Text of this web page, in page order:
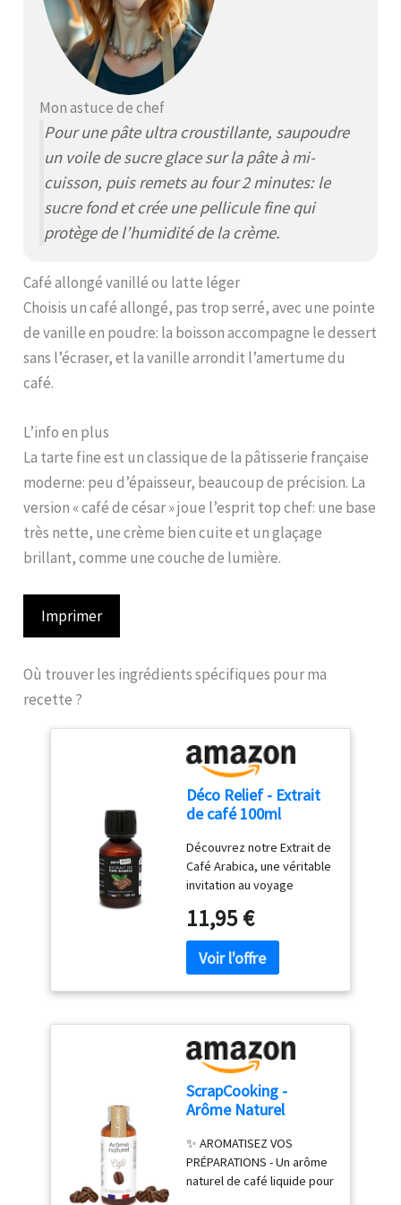
Mon astuce de chef
Pour une pâte ultra croustillante, saupoudre
un voile de sucre glace sur la pâte à mi-
cuisson, puis remets au four 2 minutes: le
sucre fond et crée une pellicule fine qui
protège de l’humidité de la crème.
Café allongé vanillé ou latte léger
Choisis un café allongé, pas trop serré, avec une pointe
de vanille en poudre: la boisson accompagne le dessert
sans l’écraser, et la vanille arrondit l’amertume du
café.
L’info en plus
La tarte fine est un classique de la pâtisserie française
moderne: peu d’épaisseur, beaucoup de précision. La
version « café de césar » joue l’esprit top chef: une base
très nette, une crème bien cuite et un glaçage
brillant, comme une couche de lumière.
Imprimer
Où trouver les ingrédients spécifiques pour ma
recette ?
Déco Relief - Extrait
de café 100ml
Découvrez notre Extrait de
Café Arabica, une véritable
invitation au voyage
l’univers authentique des
arômes avec cet extrait
d’une pureté
exceptionnelle Apportez
une touche d’excellence et
notre extrait. Fabriqué en
France. SANS ALCOOL.
Déco Relief est une
marque française,
professionnels de la
pâtisserie depuis 1984.
11,95 €
ScrapCooking -
Arôme Naturel
- Arôme Framboise
pour Pâtisserie,
Yaourts, Gâteaux,
✨ AROMATISEZ VOS
PRÉPARATIONS - Un arôme
naturel de café liquide pour